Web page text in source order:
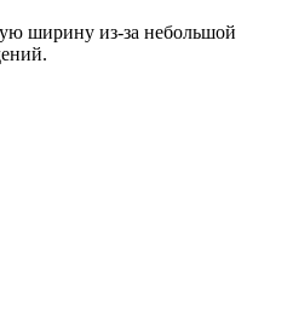
ширину из-за небольшой